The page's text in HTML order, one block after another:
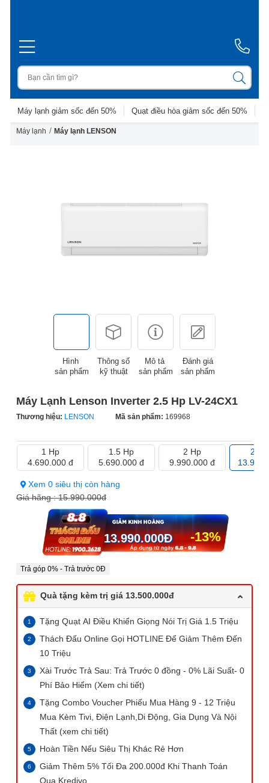
Máy lạnh giảm sốc đến 50% Quạt điều hòa giảm sốc đến 50%
Máy lạnh / Máy lạnh LENSON
Hình
sản phẩm
Thông số
kỹ thuật
Mô tả
sản phẩm
Đánh giá
sản phẩm
Máy Lạnh Lenson Inverter 2.5 Hp LV-24CX1
Thương hiệu: LENSON Mã sản phẩm: 169968
1 Hp
4.690.000 đ
1.5 Hp
5.690.000 đ
2 Hp
9.990.000 đ
2.5
Xem 0 siêu thị còn hàng
Giá hãng :15.990.000đ
-13%
13.990.000Đ
Trả góp 0% - Trả trước 0Đ
Quà tặng kèm trị giá 13.500.000đ
Tặng Quạt AI Điều Khiển Giọng Nói Trị Giá 1.5 Triệu
Thách Đấu Online Gọi HOTLINE Để Giảm Thêm Đến
10 Triệu
Xài Trước Trả Sau: Trả Trước 0 đồng - 0% Lãi Suất- 0
Phí Bảo Hiểm (Xem chi tiết)
Tặng Combo Voucher Phiếu Mua Hàng 9 - 12 Triệu
Mua Kèm Tivi, Điện Lạnh,Di Động, Gia Dụng Và Nội
Thất (xem chi tiết)
Hoàn Tiền Nếu Siêu Thị Khác Rẻ Hơn
Giảm Thêm 5% Tối Đa 200.000đ Khi Thanh Toán
Qua Kredivo